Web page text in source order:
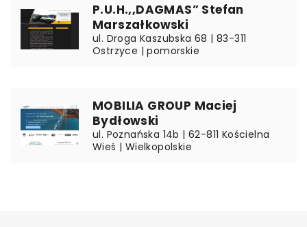
P.U.H.,,DAGMAS” Stefan
Marszałkowski
ul. Droga Kaszubska 68 | 83-311
Ostrzyce | pomorskie
MOBILIA GROUP Maciej
Bydłowski
ul. Poznańska 14b | 62-811 Kościelna
Wieś | Wielkopolskie